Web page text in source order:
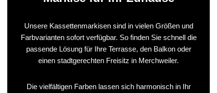
Unsere Kassettenmarkisen sind in vielen Größen und
Farbvarianten sofort verfügbar. So finden Sie schnell die
passende Lösung für Ihre Terrasse, den Balkon oder
einen stadtgerechten Freisitz in Merchweiler.
Die vielfältigen Farben lassen sich harmonisch in Ihr